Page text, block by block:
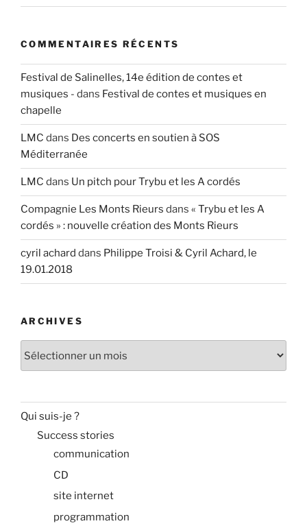
COMMENTAIRES RÉCENTS
Festival de Salinelles, 14e édition de contes et
musiques - dans Festival de contes et musiques en
chapelle
LMC dans Des concerts en soutien à SOS
Méditerranée
LMC dans Un pitch pour Trybu et les A cordés
Compagnie Les Monts Rieurs dans « Trybu et les A
cordés » : nouvelle création des Monts Rieurs
cyril achard dans Philippe Troisi & Cyril Achard, le
19.01.2018
ARCHIVES
Qui suis-je ?
Success stories
communication
CD
site internet
programmation